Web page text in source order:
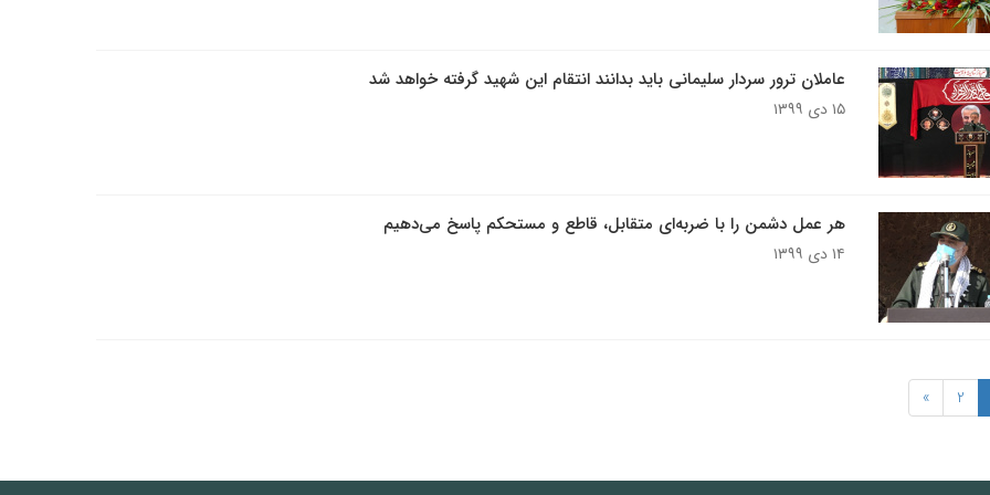
عاملان ترور سردار سلیمانی باید بدانند انتقام این شهید گرفته خواهد شد
۱۵ دی ۱۳۹۹
هر عمل دشمن را با ضربه‌ای متقابل، قاطع و مستحکم پاسخ می‌دهیم
۱۴ دی ۱۳۹۹
2
»